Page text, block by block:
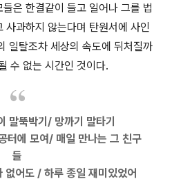
은 한결같이 들고 일어나 그를 법
사과하지 않는다며 탄원서에 사인
일탈조차 세상의 속도에 뒤처질까
수 없는 시간인 것이다.
말뚝박기/ 망까기 말타기
터에 모여/ 매일 만나는 그 친구
들
없어도 / 하루 종일 재미있었어